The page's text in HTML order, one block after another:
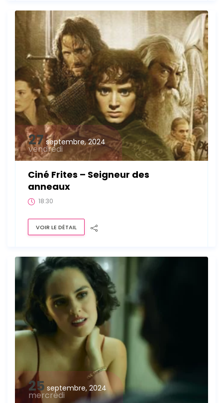
27 septembre, 2024
vendredi
Ciné Frites – Seigneur des
anneaux
18:30
VOIR LE DÉTAIL
25 septembre, 2024
mercredi